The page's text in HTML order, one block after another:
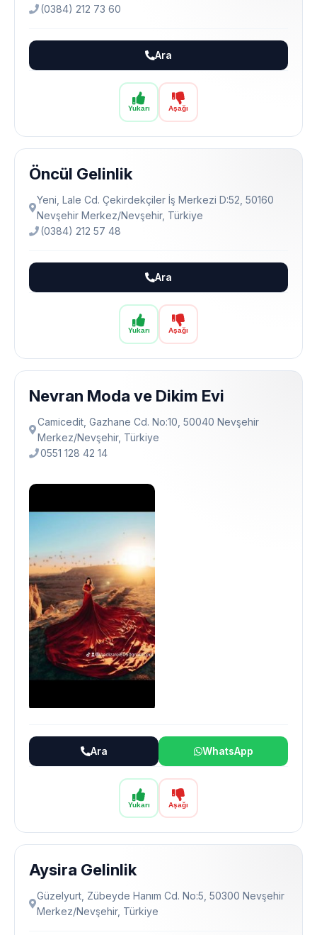
Yukarı Aşağı
(0384) 212 73 60
Ara
Yukarı Aşağı
Öncül Gelinlik
Yeni, Lale Cd. Çekirdekçiler İş Merkezi D:52, 50160
Nevşehir Merkez/Nevşehir, Türkiye
(0384) 212 57 48
Ara
Yukarı Aşağı
Nevran Moda ve Dikim Evi
Camicedit, Gazhane Cd. No:10, 50040 Nevşehir
Merkez/Nevşehir, Türkiye
0551 128 42 14
Ara WhatsApp
Aysira Gelinlik
Güzelyurt, Zübeyde Hanım Cd. No:5, 50300 Nevşehir
Merkez/Nevşehir, Türkiye